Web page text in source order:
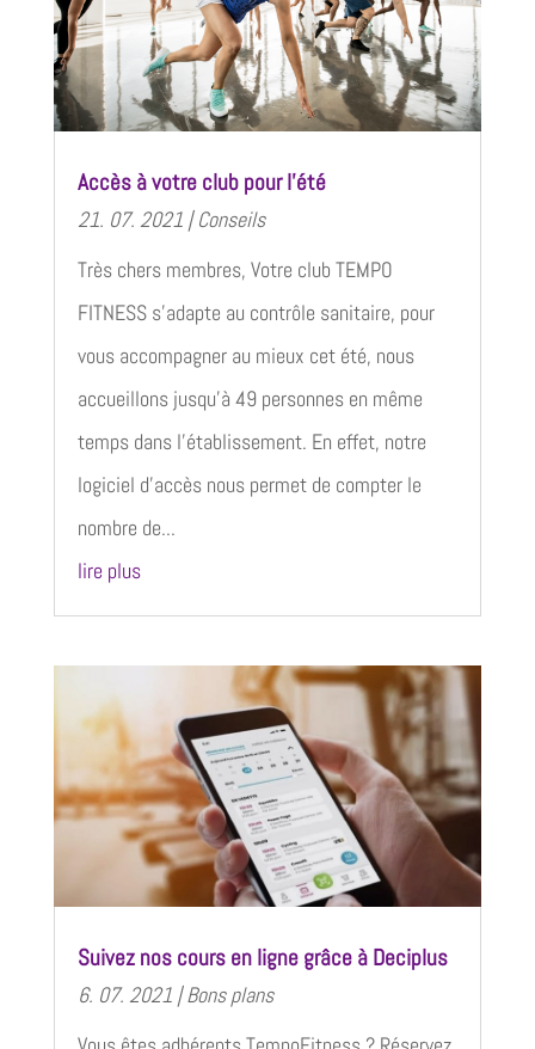
Accès à votre club pour l’été
21. 07. 2021|Conseils
Très chers membres, Votre club TEMPO
FITNESS s'adapte au contrôle sanitaire, pour
vous accompagner au mieux cet été, nous
accueillons jusqu'à 49 personnes en même
temps dans l'établissement. En effet, notre
logiciel d'accès nous permet de compter le
nombre de...
lire plus
Suivez nos cours en ligne grâce à Deciplus
6. 07. 2021|Bons plans